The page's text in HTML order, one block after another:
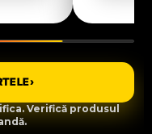
›
Verifică produsul